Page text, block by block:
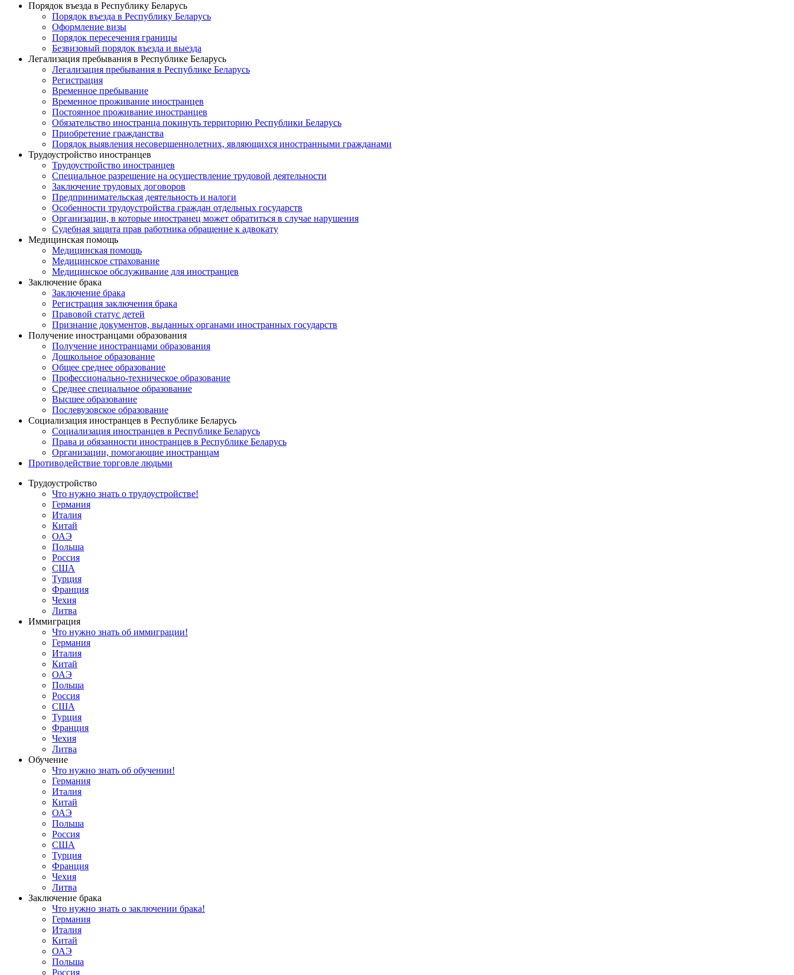
Порядок въезда в Республику Беларусь
Порядок въезда в Республику Беларусь
Оформление визы
Порядок пересечения границы
Безвизовый порядок въезда и выезда
Легализация пребывания в Республике Беларусь
Легализация пребывания в Республике Беларусь
Регистрация
Временное пребывание
Временное проживание иностранцев
Постоянное проживание иностранцев
Обязательство иностранца покинуть территорию Республики Беларусь
Приобретение гражданства
Порядок выявления несовершеннолетних, являющихся иностранными гражданами
Трудоустройство иностранцев
Трудоустройство иностранцев
Специальное разрешение на осуществление трудовой деятельности
Заключение трудовых договоров
Предпринимательская деятельность и налоги
Особенности трудоустройства граждан отдельных государств
Организации, в которые иностранец может обратиться в случае нарушения
Судебная защита прав работника обращение к адвокату
Медицинская помощь
Медицинская помощь
Медицинское страхование
Медицинское обслуживание для иностранцев
Заключение брака
Заключение брака
Регистрация заключения брака
Правовой статус детей
Признание документов, выданных органами иностранных государств
Получение иностранцами образования
Получение иностранцами образования
Дошкольное образование
Общее среднее образование
Профессионально-техническое образование
Среднее специальное образование
Высшее образование
Послевузовское образование
Социализация иностранцев в Республике Беларусь
Социализация иностранцев в Республике Беларусь
Права и обязанности иностранцев в Республике Беларусь
Oрганизации, помогающие иностранцам
Противодействие торговле людьми
Трудоустройство
Что нужно знать о трудоустройстве!
Германия
Италия
Китай
ОАЭ
Польша
Россия
США
Турция
Франция
Чехия
Литва
Иммиграция
Что нужно знать об иммиграции!
Германия
Италия
Китай
ОАЭ
Польша
Россия
США
Турция
Франция
Чехия
Литва
Обучение
Что нужно знать об обучении!
Германия
Италия
Китай
ОАЭ
Польша
Россия
США
Турция
Франция
Чехия
Литва
Заключение брака
Что нужно знать о заключении брака!
Германия
Италия
Китай
ОАЭ
Польша
Россия